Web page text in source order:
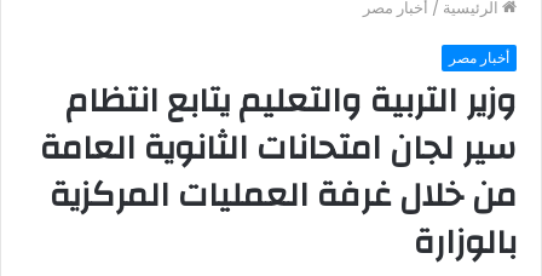
الرئيسية / أخبار مصر
أخبار مصر
وزير التربية والتعليم يتابع انتظام
سير لجان امتحانات الثانوية العامة
من خلال غرفة العمليات المركزية
بالوزارة